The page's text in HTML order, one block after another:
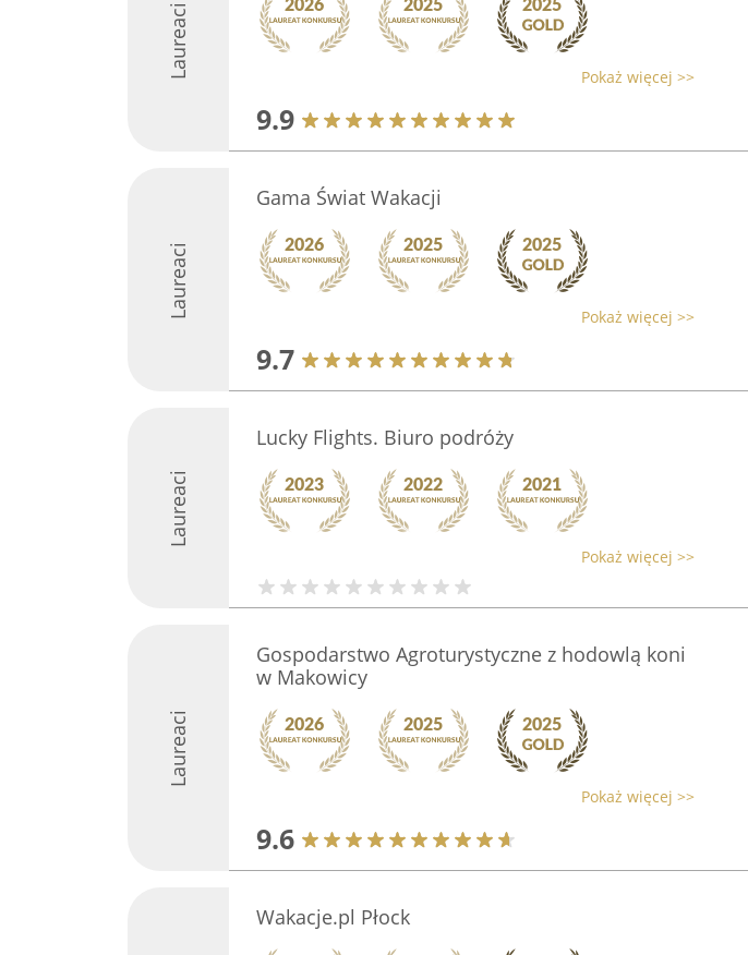
Laureaci Pokaż więcej >>
9.9
Laureaci
Gama Świat Wakacji
Pokaż więcej >>
9.7
Laureaci
Lucky Flights. Biuro podróży
Pokaż więcej >>
Laureaci
Gospodarstwo Agroturystyczne z hodowlą koni
w Makowicy
Pokaż więcej >>
9.6
Wakacje.pl Płock